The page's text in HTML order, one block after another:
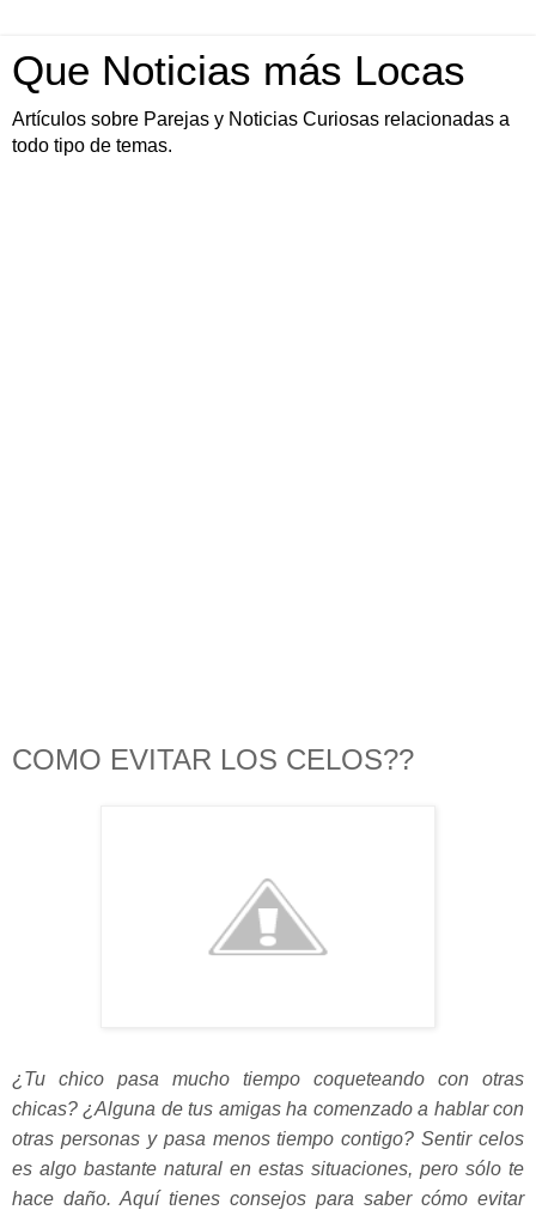
Que Noticias más Locas
Artículos sobre Parejas y Noticias Curiosas relacionadas a
todo tipo de temas.
COMO EVITAR LOS CELOS??
¿Tu chico pasa mucho tiempo coqueteando con otras
chicas? ¿Alguna de tus amigas ha comenzado a hablar con
otras personas y pasa menos tiempo contigo? Sentir celos
es algo bastante natural en estas situaciones, pero sólo te
hace daño. Aquí tienes consejos para saber cómo evitar